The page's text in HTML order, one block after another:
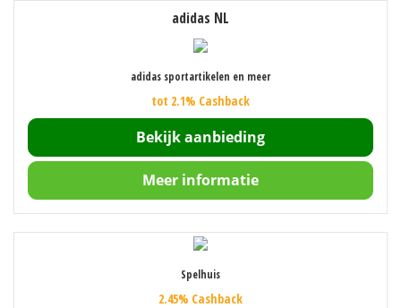
adidas NL
adidas sportartikelen en meer
tot 2.1% Cashback
Bekijk aanbieding
Meer informatie
Spelhuis
2.45% Cashback